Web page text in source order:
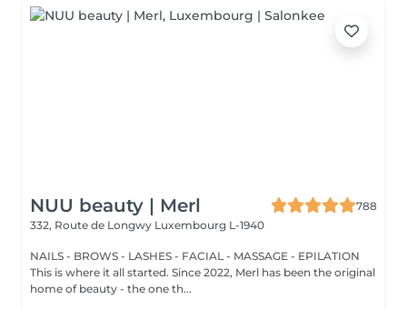
NUU beauty | Merl
788
332, Route de Longwy Luxembourg L-1940
NAILS - BROWS - LASHES - FACIAL - MASSAGE - EPILATION
This is where it all started. Since 2022, Merl has been the original
home of beauty - the one th...